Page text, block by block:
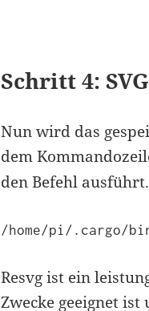
Schritt 4:
Nun wird das
dem
den Befehl
/home/pi/.cargo/
Resvg ist ein
Zwecke geeignet